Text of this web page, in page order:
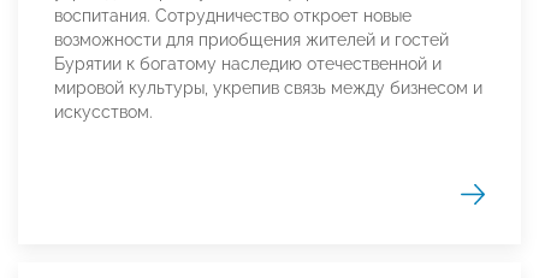
воспитания. Сотрудничество откроет новые
возможности для приобщения жителей и гостей
Бурятии к богатому наследию отечественной и
мировой культуры, укрепив связь между бизнесом и
искусством.